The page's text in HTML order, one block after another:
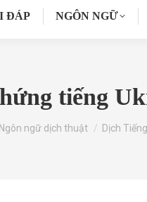
ĐÁP NGÔN NGỮ
tiếng
Ngôn ngữ dịch thuật Dịch